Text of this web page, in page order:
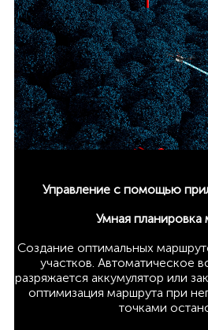
Управление с помощью
Умная планировка
Создание оптимальных
участков. Автоматическое
разряжается аккумулятор или
оптимизация маршрута при
точками